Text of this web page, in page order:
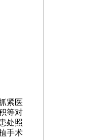
紧医
等对
处照
手术